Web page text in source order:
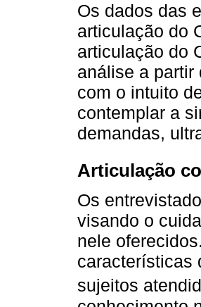
Os dados das
articulação do
articulação do
análise a partir
com o intuito
contemplar a
demandas,
Articulação
Os
visando o
nele
características
sujeitos